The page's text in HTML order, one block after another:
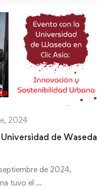
2024
de Waseda
de 2024,
tuvo el …